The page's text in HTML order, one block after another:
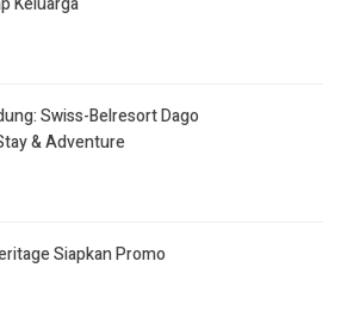
Swiss-Belresort Dago
& Adventure
Siapkan Promo